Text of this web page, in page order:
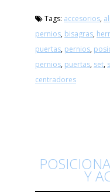
Tags: accesorios,
pernios, bisagras,
puertas, pernios,
pernios, puertas, set,
centradores
Y